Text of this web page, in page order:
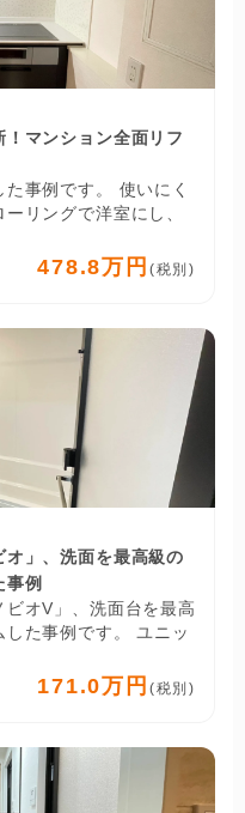
マンション全面リフ
事例です。 使いにく
リングで洋室にし、
478.8万円 (税別)
」、洗面を最高級の
事例
オV」、洗面台を最高
た事例です。 ユニッ
171.0万円 (税別)